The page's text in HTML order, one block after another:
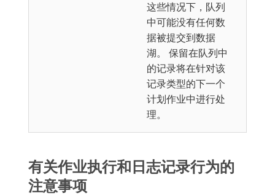
这些情况下，队列
中可能没有任何数
据被提交到数据
湖。 保留在队列中
的记录将在针对该
记录类型的下一个
计划作业中进行处
理。
有关作业执行和日志记录行为的
注意事项